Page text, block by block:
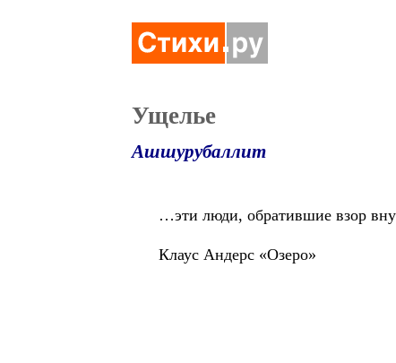
Ущелье
Ашшурубаллит
…эти люди, обратившие взор
Клаус Андерс «Озеро»